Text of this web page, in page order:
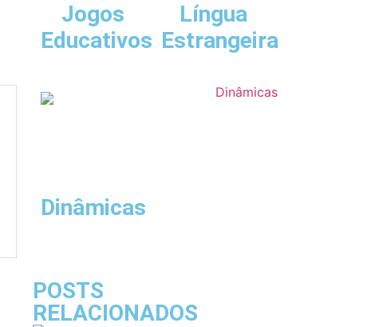
Jogos
Educativos
Língua
Estrangeira
Dinâmicas
POSTS
RELACIONADOS